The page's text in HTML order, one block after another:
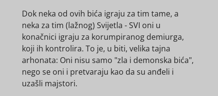
Dok neka od ovih bića igraju za tim tame, a
neka za tim (lažnog) Svijetla - SVI oni u
konačnici igraju za korumpiranog demiurga,
koji ih kontrolira. To je, u biti, velika tajna
arhonata: Oni nisu samo "zla i demonska bića",
nego se oni i pretvaraju kao da su anđeli i
uzašli majstori.